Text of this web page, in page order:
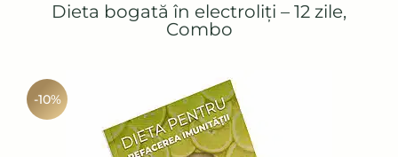
Dieta bogată în electroliți – 12 zile,
Combo
-10%